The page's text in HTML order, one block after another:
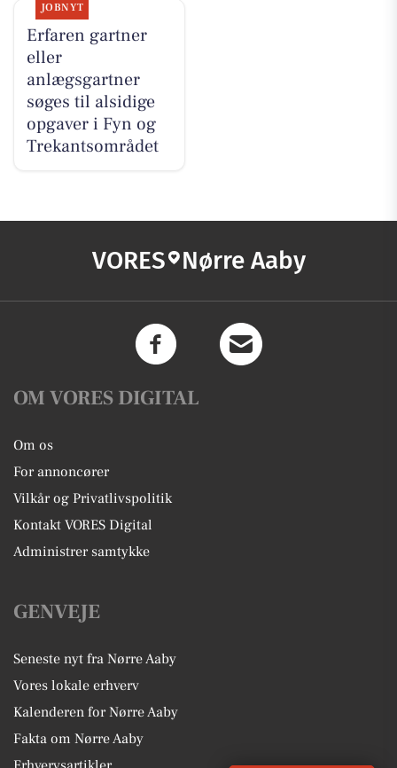
JOBNYT
Erfaren gartner
eller
anlægsgartner
søges til alsidige
opgaver i Fyn og
Trekantsområdet
VORES Nørre Aaby
OM VORES DIGITAL
Om os
For annoncører
Vilkår og Privatlivspolitik
Kontakt VORES Digital
Administrer samtykke
GENVEJE
Seneste nyt fra Nørre Aaby
Vores lokale erhverv
Kalenderen for Nørre Aaby
Fakta om Nørre Aaby